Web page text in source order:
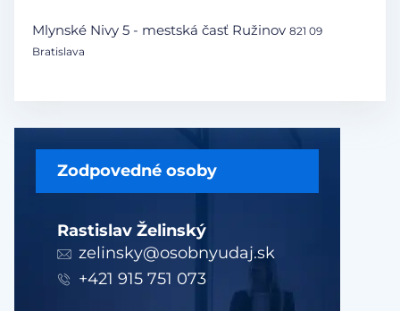
Zodpovedné osoby
Rastislav Želinský
zelinsky@osobnyudaj.sk
+421 915 751 073
Mlynské Nivy 5 - mestská časť Ružinov 821 09
Bratislava